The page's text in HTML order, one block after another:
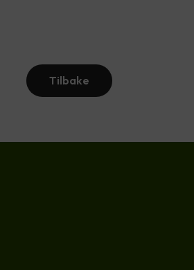
Tilbake